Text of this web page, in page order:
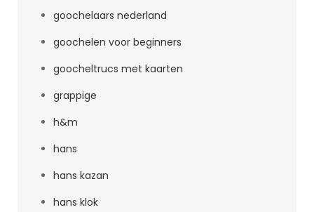
goochelaars nederland
goochelen voor beginners
goocheltrucs met kaarten
grappige
h&m
hans
hans kazan
hans klok